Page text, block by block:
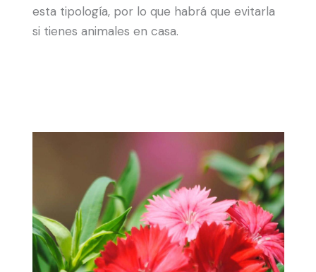
esta tipología, por lo que habrá que evitarla
si tienes animales en casa.